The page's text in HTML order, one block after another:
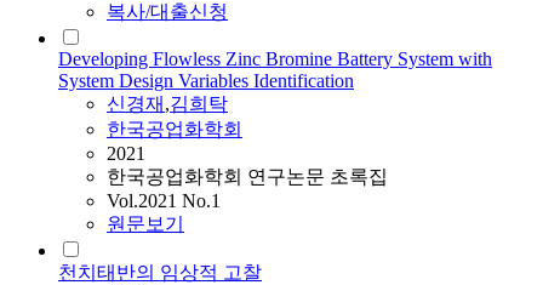
복사/대출신청
Developing Flowless Zinc Bromine Battery System with
System Design Variables Identification
신경재 ,김희탁
한국공업화학회
2021
한국공업화학회 연구논문 초록집
Vol.2021 No.1
원문보기
천치태반의 임상적 고찰